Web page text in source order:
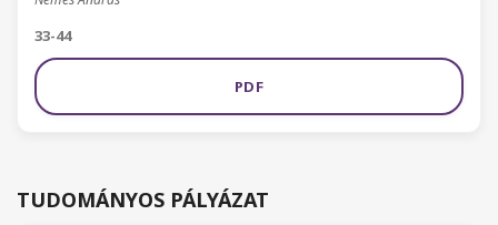
33-44
PDF
TUDOMÁNYOS PÁLYÁZAT